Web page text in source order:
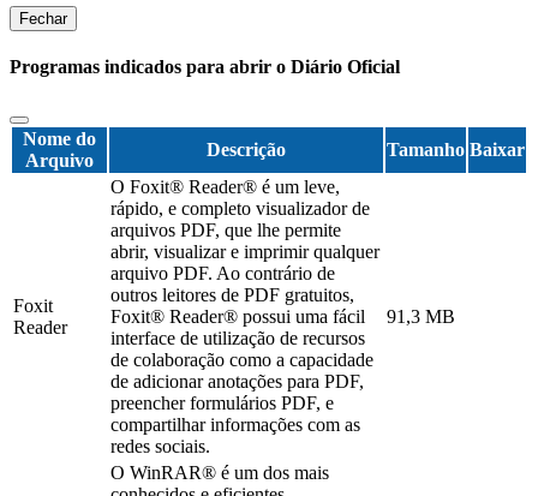
Fechar
Programas indicados para abrir o Diário Oficial
Nome do
Arquivo
Descrição Tamanho Baixar
Foxit
Reader
O Foxit® Reader® é um leve,
rápido, e completo visualizador de
arquivos PDF, que lhe permite
abrir, visualizar e imprimir qualquer
arquivo PDF. Ao contrário de
outros leitores de PDF gratuitos,
Foxit® Reader® possui uma fácil
interface de utilização de recursos
de colaboração como a capacidade
de adicionar anotações para PDF,
preencher formulários PDF, e
compartilhar informações com as
redes sociais.
91,3 MB
O WinRAR® é um dos mais